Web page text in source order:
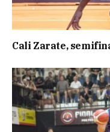
Cali Zarate,